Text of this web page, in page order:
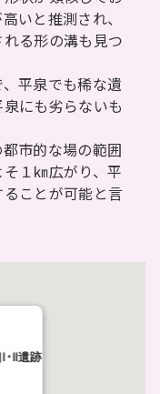
いと推測され、
る形の溝も見つ
平泉でも稀な遺
にも劣らないも
市的な場の範囲
１㎞広がり、平
ことが可能と言
･Ⅱ遺跡